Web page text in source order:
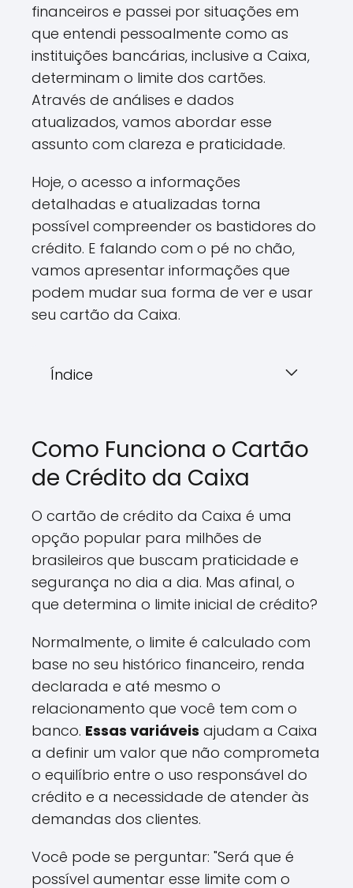
financeiros e passei por situações em
que entendi pessoalmente como as
instituições bancárias, inclusive a Caixa,
determinam o limite dos cartões.
Através de análises e dados
atualizados, vamos abordar esse
assunto com clareza e praticidade.
Hoje, o acesso a informações
detalhadas e atualizadas torna
possível compreender os bastidores do
crédito. E falando com o pé no chão,
vamos apresentar informações que
podem mudar sua forma de ver e usar
seu cartão da Caixa.
Índice
Como Funciona o Cartão
de Crédito da Caixa
O cartão de crédito da Caixa é uma
opção popular para milhões de
brasileiros que buscam praticidade e
segurança no dia a dia. Mas afinal, o
que determina o limite inicial de crédito?
Normalmente, o limite é calculado com
base no seu histórico financeiro, renda
declarada e até mesmo o
relacionamento que você tem com o
banco. Essas variáveis ajudam a Caixa
a definir um valor que não comprometa
o equilíbrio entre o uso responsável do
crédito e a necessidade de atender às
demandas dos clientes.
Você pode se perguntar: "Será que é
possível aumentar esse limite com o